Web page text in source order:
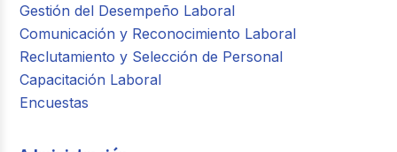
Gestión del Desempeño Laboral
Comunicación y Reconocimiento Laboral
Reclutamiento y Selección de Personal
Capacitación Laboral
Encuestas